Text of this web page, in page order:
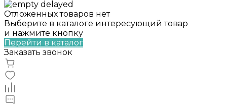
Отложенных товаров нет
Выберите в каталоге интересующий товар
и нажмите кнопку
Перейти в каталог
Заказать звонок